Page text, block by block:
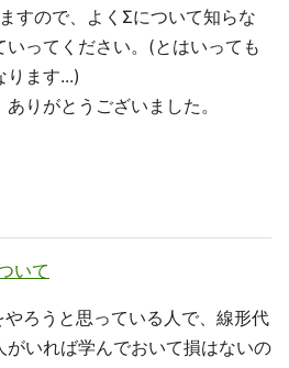
すので、よくΣについて知らな
ってください。(とはいっても
ります...)
りがとうございました。
いて
ろうと思っている人で、線形代
いれば学んでおいて損はないの